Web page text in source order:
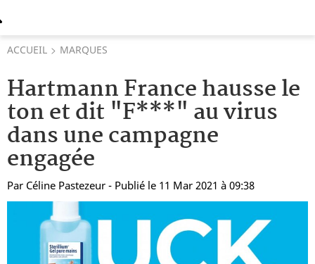
ACCUEIL MARQUES
Hartmann France hausse le
ton et dit "F***" au virus
dans une campagne
engagée
Par Céline Pastezeur - Publié le 11 Mar 2021 à 09:38